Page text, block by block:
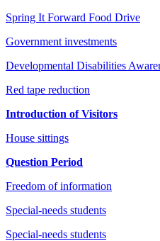
Spring It Forward Food Drive
Government investments
Developmental Disabilities
Red tape reduction
Introduction of Visitors
House sittings
Question Period
Freedom of information
Special-needs students
Special-needs students